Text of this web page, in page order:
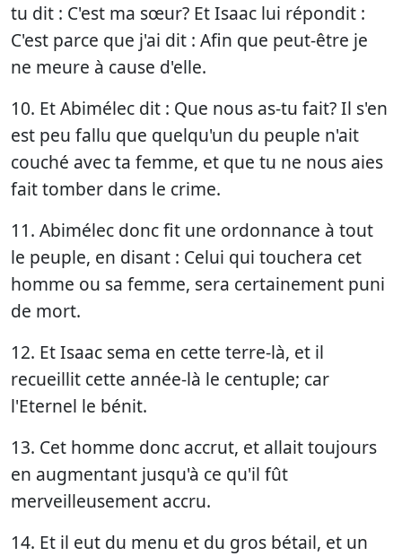
tu dit : C'est ma sœur? Et Isaac lui répondit :
C'est parce que j'ai dit : Afin que peut-être je
ne meure à cause d'elle.
10. Et Abimélec dit : Que nous as-tu fait? Il s'en
est peu fallu que quelqu'un du peuple n'ait
couché avec ta femme, et que tu ne nous aies
fait tomber dans le crime.
11. Abimélec donc fit une ordonnance à tout
le peuple, en disant : Celui qui touchera cet
homme ou sa femme, sera certainement puni
de mort.
12. Et Isaac sema en cette terre-là, et il
recueillit cette année-là le centuple; car
l'Eternel le bénit.
13. Cet homme donc accrut, et allait toujours
en augmentant jusqu'à ce qu'il fût
merveilleusement accru.
14. Et il eut du menu et du gros bétail, et un